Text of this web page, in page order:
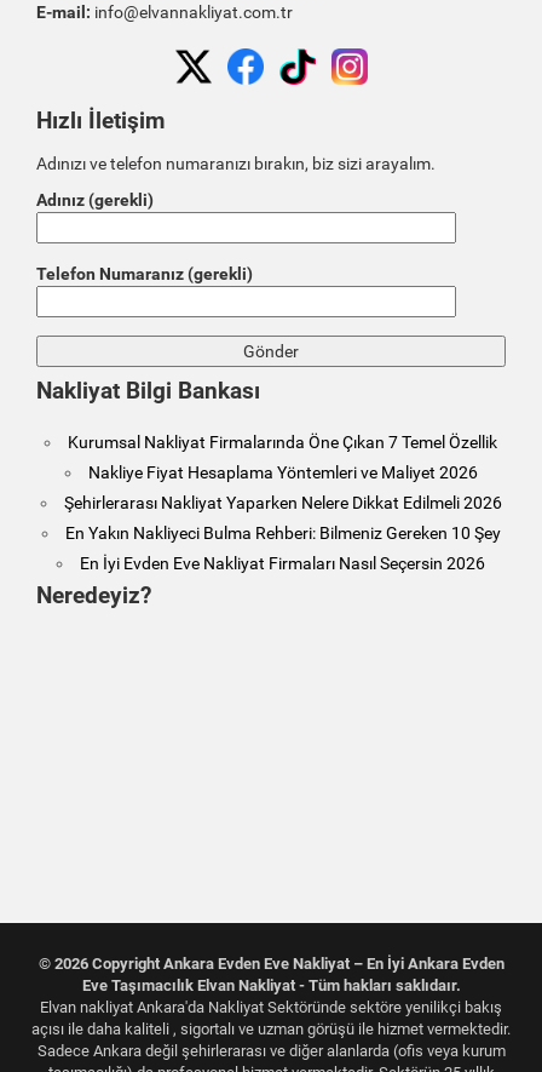
E-mail: info@elvannakliyat.com.tr
Hızlı İletişim
Adınızı ve telefon numaranızı bırakın, biz sizi arayalım.
Adınız (gerekli)
Telefon Numaranız (gerekli)
Nakliyat Bilgi Bankası
Kurumsal Nakliyat Firmalarında Öne Çıkan 7 Temel Özellik
Nakliye Fiyat Hesaplama Yöntemleri ve Maliyet 2026
Şehirlerarası Nakliyat Yaparken Nelere Dikkat Edilmeli 2026
En Yakın Nakliyeci Bulma Rehberi: Bilmeniz Gereken 10 Şey
En İyi Evden Eve Nakliyat Firmaları Nasıl Seçersin 2026
Neredeyiz?
© 2026 Copyright Ankara Evden Eve Nakliyat – En İyi Ankara Evden
Eve Taşımacılık Elvan Nakliyat - Tüm hakları saklıdaır.
Elvan nakliyat Ankara'da Nakliyat Sektöründe sektöre yenilikçi bakış
açısı ile daha kaliteli , sigortalı ve uzman görüşü ile hizmet vermektedir.
Sadece Ankara değil şehirlerarası ve diğer alanlarda (ofis veya kurum